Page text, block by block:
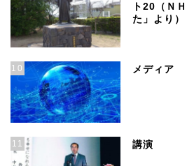
ト20（Ｎ
た」より）
10 メディア
11 講演